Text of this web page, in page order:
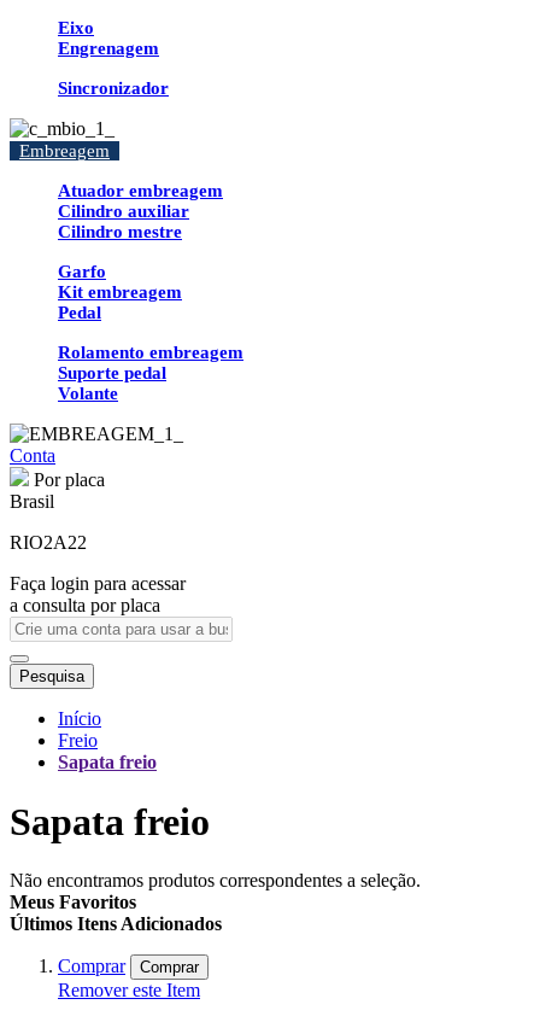
Eixo
Engrenagem
Sincronizador
Embreagem
Atuador embreagem
Cilindro auxiliar
Cilindro mestre
Garfo
Kit embreagem
Pedal
Rolamento embreagem
Suporte pedal
Volante
Conta
Por placa
Brasil
RIO2A22
Faça login para acessar
a consulta por placa
Pesquisa
Início
Freio
Sapata freio
Sapata freio
Não encontramos produtos correspondentes a seleção.
Meus Favoritos
Últimos Itens Adicionados
Comprar Comprar
Remover este Item